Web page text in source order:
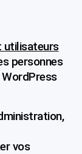
utilisateurs
personnes
vos